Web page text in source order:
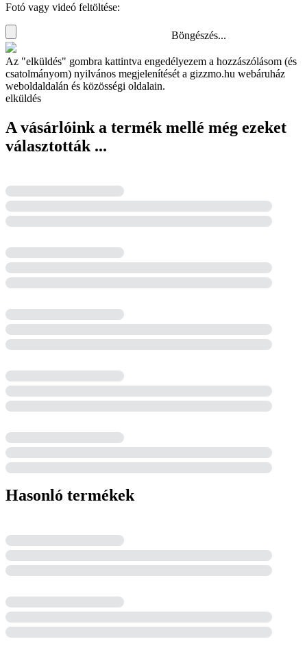
Fotó vagy videó feltöltése:
Böngészés...
Az "elküldés" gombra kattintva engedélyezem a hozzászólásom (és
csatolmányom) nyilvános megjelenítését a gizzmo.hu webáruház
weboldaldalán és közösségi oldalain.
elküldés
A vásárlóink a termék mellé még ezeket
választották ...
Hasonló termékek